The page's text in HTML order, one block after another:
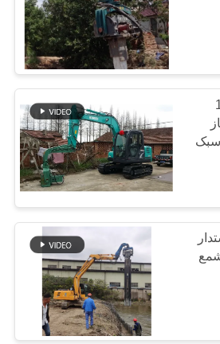
شده درایور
لرزان
10
سبک